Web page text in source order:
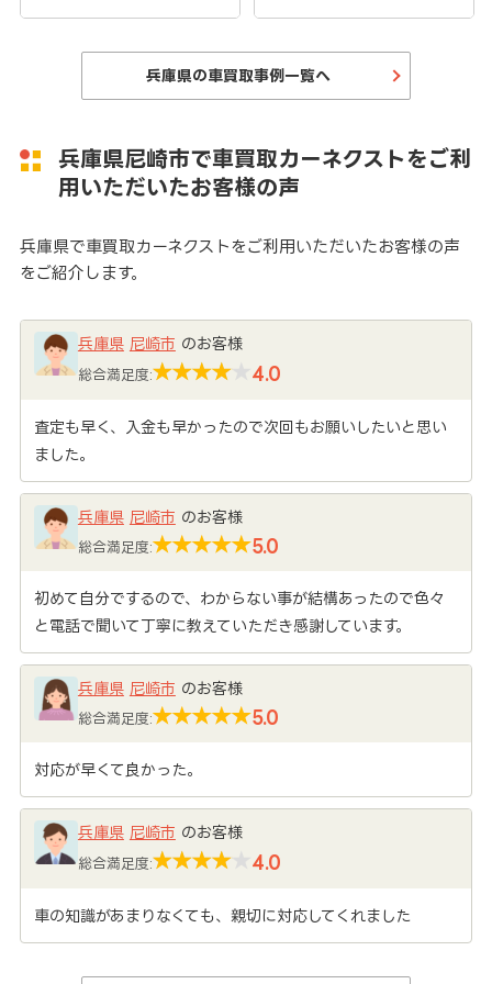
兵庫県の車買取事例一覧へ
兵庫県尼崎市で車買取カーネクストをご利
用いただいたお客様の声
兵庫県で車買取カーネクストをご利用いただいたお客様の声
をご紹介します。
兵庫県 尼崎市 のお客様
総合満足度: 4.0
査定も早く、入金も早かったので次回もお願いしたいと思い
ました。
兵庫県 尼崎市 のお客様
総合満足度: 5.0
初めて自分でするので、わからない事が結構あったので色々
と電話で聞いて丁寧に教えていただき感謝しています。
兵庫県 尼崎市 のお客様
総合満足度: 5.0
対応が早くて良かった。
兵庫県 尼崎市 のお客様
総合満足度: 4.0
車の知識があまりなくても、親切に対応してくれました